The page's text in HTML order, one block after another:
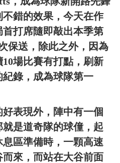
錯的效果，今天在作
打席隨即敲出本季第
保送，除此之外，因為
場比賽有打點，刷新
錄，成為球隊第一
表現外，陣中有一個
是道奇隊的球僮，起
區準備時，一顆高速
來，而站在大谷前面